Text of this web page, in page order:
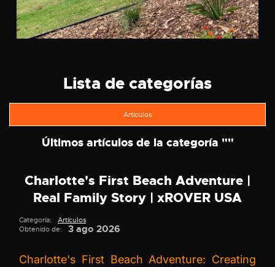
Lista de categorías
Artículos
Últimos artículos de la categoría ""
Charlotte's First Beach Adventure |
Real Family Story | xROVER USA
Categoría:
Artículos
Obtenido de:
3 ago 2026
Charlotte's First Beach Adventure: Creating